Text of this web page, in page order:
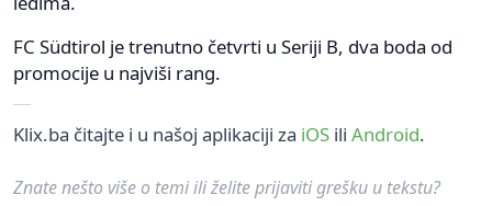
FC Südtirol je trenutno četvrti u Seriji B, dva boda od
promocije u najviši rang.
Klix.ba čitajte i u našoj aplikaciji za iOS ili Android.
Znate nešto više o temi ili želite prijaviti grešku u tekstu?